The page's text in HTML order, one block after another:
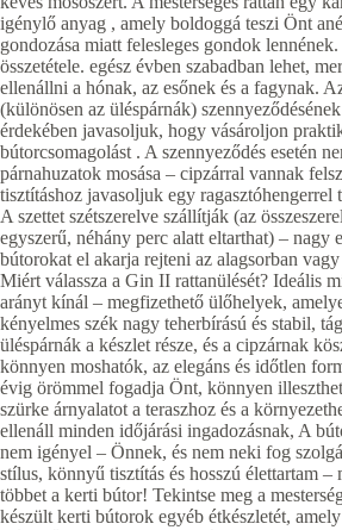
igénylő anyag , amely boldoggá teszi Önt
gondozása miatt felesleges gondok
összetétele. egész évben szabadban lehet,
ellenállni a hónak, az esőnek és a fagynak.
(különösen az üléspárnák)
érdekében javasoljuk, hogy vásároljon
bútorcsomagolást . A szennyeződés esetén
párnahuzatok mosása – cipzárral vannak
tisztításhoz javasoljuk egy ragasztóhengerrel
A szettet szétszerelve szállítják (az
egyszerű, néhány perc alatt eltarthat) – nagy
bútorokat el akarja rejteni az alagsorban vagy
Miért válassza a Gin II rattanülését? Ideális
arányt kínál – megfizethető ülőhelyek,
kényelmes szék nagy teherbírású és stabil,
üléspárnák a készlet része, és a cipzárnak
könnyen moshatók, az elegáns és időtlen
évig örömmel fogadja Önt, könnyen
szürke árnyalatot a teraszhoz és a
ellenáll minden időjárási ingadozásnak, A
nem igényel – Önnek, és nem neki fog
stílus, könnyű tisztítás és hosszú élettartam –
többet a kerti bútor! Tekintse meg a
készült kerti bútorok egyéb étkészletét,